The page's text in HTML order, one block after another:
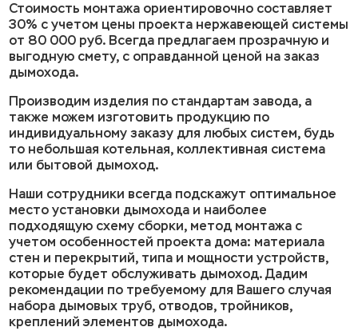
Стоимость монтажа ориентировочно составляет
30% с учетом цены проекта нержавеющей системы
от 80 000 руб. Всегда предлагаем прозрачную и
выгодную смету, с оправданной ценой на заказ
дымохода.
Производим изделия по стандартам завода, а
также можем изготовить продукцию по
индивидуальному заказу для любых систем, будь
то небольшая котельная, коллективная система
или бытовой дымоход.
Наши сотрудники всегда подскажут оптимальное
место установки дымохода и наиболее
подходящую схему сборки, метод монтажа с
учетом особенностей проекта дома: материала
стен и перекрытий, типа и мощности устройств,
которые будет обслуживать дымоход. Дадим
рекомендации по требуемому для Вашего случая
набора дымовых труб, отводов, тройников,
креплений элементов дымохода.